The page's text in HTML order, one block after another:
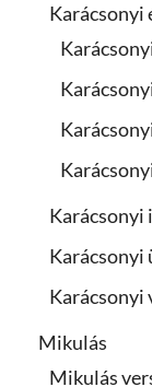
Karácsonyi
Karácsonyi
Karácsonyi
Karácsonyi
Mikulás
Mikulás